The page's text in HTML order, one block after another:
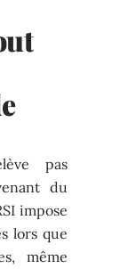
pas
du
impose
lors que
même